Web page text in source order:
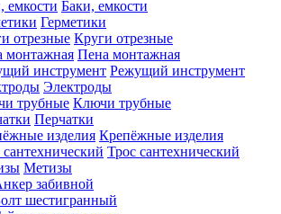
Баки, емкости
Герметики
Круги отрезные
Пена монтажная
Режущий инструмент
Электроды
Ключи трубные
Перчатки
Крепёжные изделия
Трос сантехнический
Метизы
забивной
шестигранный